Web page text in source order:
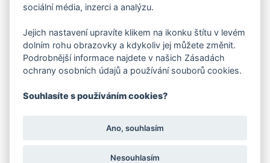
HUSTÝ OUTDOOR GRIP
sociální média, inzerci a analýzu.
Jejich nastavení upravíte klikem na ikonku štítu v levém
dolním rohu obrazovky a kdykoliv jej můžete změnit.
Podrobnější informace najdete v našich Zásadách
ochrany osobních údajů a používání souborů cookies.
Souhlasíte s používáním cookies?
Ano, souhlasím
Nesouhlasím